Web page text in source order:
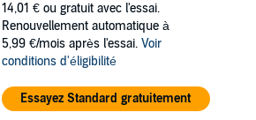
14,01 € ou gratuit avec l'essai.
Renouvellement automatique à
5,99 €/mois après l'essai. Voir
conditions d'éligibilité
Essayez Standard gratuitement